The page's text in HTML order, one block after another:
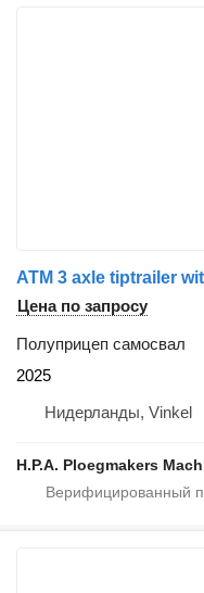
ATM 3 axle tiptrailer
Цена по запросу
Полуприцеп самосвал
2025
Нидерланды, Vinkel
H.P.A. Ploegmakers